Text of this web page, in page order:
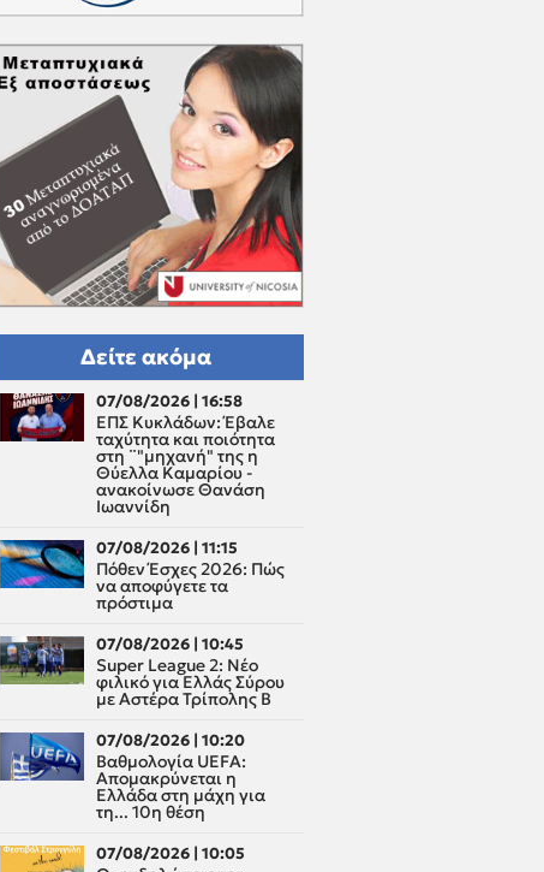
Δείτε ακόμα
07/08/2026 | 16:58
ΕΠΣ Κυκλάδων: Έβαλε
ταχύτητα και ποιότητα
στη ¨"μηχανή" της η
Θύελλα Καμαρίου -
ανακοίνωσε Θανάση
Ιωαννίδη
07/08/2026 | 11:15
Πόθεν Έσχες 2026: Πώς
να αποφύγετε τα
πρόστιμα
07/08/2026 | 10:45
Super League 2: Νέο
φιλικό για Ελλάς Σύρου
με Αστέρα Τρίπολης Β
07/08/2026 | 10:20
Βαθμολογία UEFA:
Απομακρύνεται η
Ελλάδα στη μάχη για
τη... 10η θέση
07/08/2026 | 10:05